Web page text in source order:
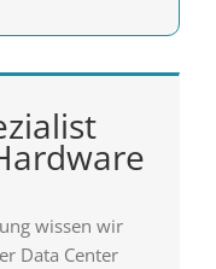
wissen wir
Data Center